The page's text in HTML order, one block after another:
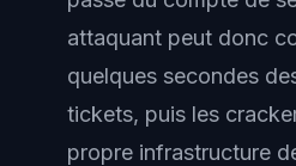
attaquant peut donc
quelques secondes
tickets, puis les
propre infrastructure